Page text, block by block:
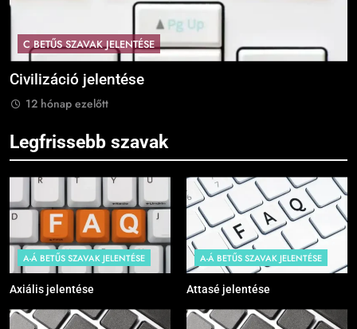
C BETŰS SZAVAK JELENTÉSE
Civilizáció jelentése
12 hónap ezelőtt
Legfrissebb szavak
A-Á BETŰS SZAVAK JELENTÉSE
Axiális jelentése
A-Á BETŰS SZAVAK JELENTÉSE
Attasé jelentése